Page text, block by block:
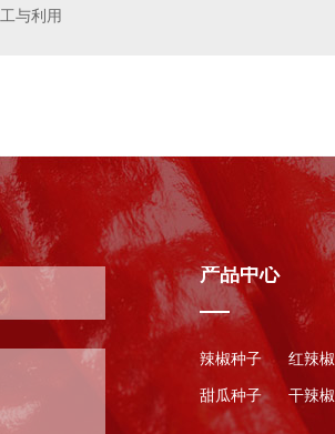
与利用
产品中心
辣椒种子 红辣椒
甜瓜种子 干辣椒